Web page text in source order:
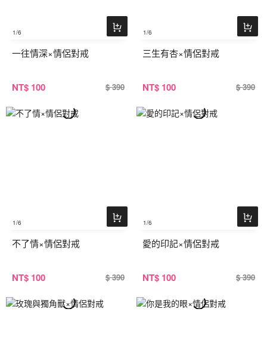
1/6
一往情深×情侶對戒
NT$ 100 $ 390
1/6
三生有杏×情侶對戒
NT$ 100 $ 390
1/6
不了情×情侶對戒
NT$ 100 $ 390
1/6
愛的印記×情侶對戒
NT$ 100 $ 390